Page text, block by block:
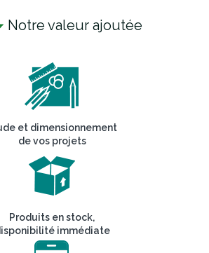
Notre valeur ajoutée
et dimensionnement
de vos projets
Produits en stock,
immédiate